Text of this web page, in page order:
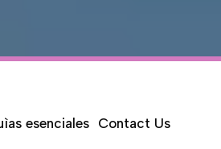
esenciales Contact Us